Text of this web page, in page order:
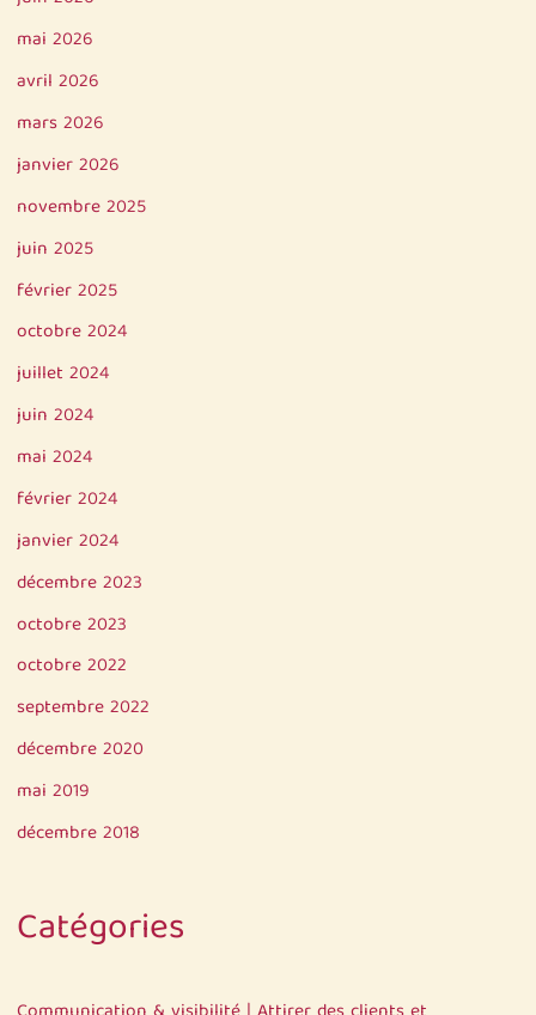
mai 2026
avril 2026
mars 2026
janvier 2026
novembre 2025
juin 2025
février 2025
octobre 2024
juillet 2024
juin 2024
mai 2024
février 2024
janvier 2024
décembre 2023
octobre 2023
octobre 2022
septembre 2022
décembre 2020
mai 2019
décembre 2018
Catégories